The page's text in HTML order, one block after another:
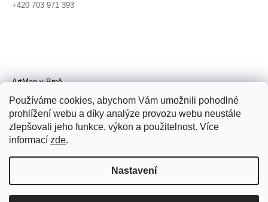
Používáme cookies, abychom Vám umožnili pohodlné
prohlížení webu a díky analýze provozu webu neustále
zlepšovali jeho funkce, výkon a použitelnost. Více
informací zde.
Nastavení
+420 703 971 393
ArtMap v Brně
Radnická 4, Brno
úterý–pátek 11–19 h
sobota 14–19 h
+420 702 152 298